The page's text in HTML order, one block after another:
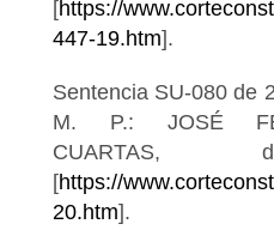
[https://
447-19.htm].
Sentencia SU-080 de
M. P.: JOSÉ
CUARTAS,
[https://
20.htm].